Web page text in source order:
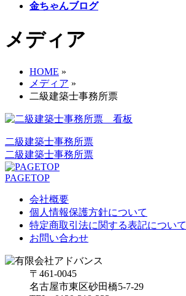
金ちゃんブログ
メディア
HOME »
メディア »
二級建築士事務所票
二級建築士事務所票
二級建築士事務所票
PAGETOP
会社概要
個人情報保護方針について
特定商取引法に関する表記について
お問い合わせ
〒461-0045
名古屋市東区砂田橋5-7-29